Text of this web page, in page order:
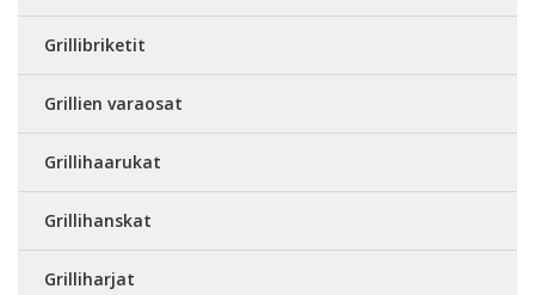
Grillibriketit
Grillien varaosat
Grillihaarukat
Grillihanskat
Grilliharjat